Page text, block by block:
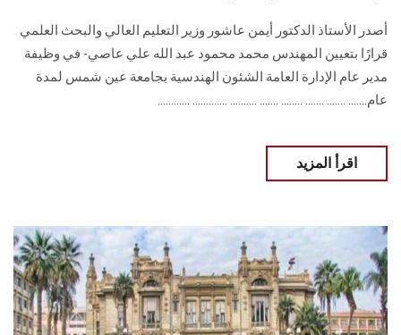
الزائـرون
سجل الان
أصدر الأستاذ الدكتور أيمن عاشور وزير التعليم العالي والبحث العلمي
قرارًا بتعيين المهندس محمد محمود عبد الله علي عاصي- في وظيفة
مدير عام الإدارة العامة الشئون الهندسية بجامعة عين شمس لمدة
عام....... ....... ....... ........ ....... .......... ............. ............
اقرأ المزيد